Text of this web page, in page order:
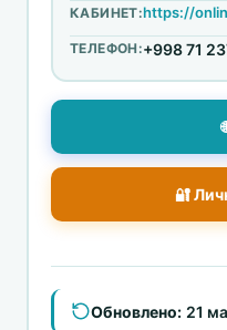
КАБИНЕТ:
ТЕЛЕФОН:+998 71
🔐
Обновлено: 21